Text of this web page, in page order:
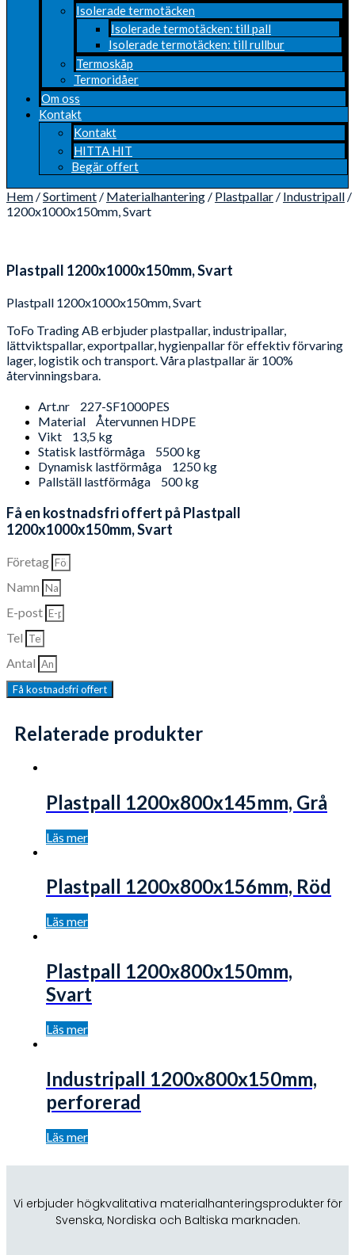
Isolerade termotäcken
Isolerade termotäcken: till pall
Isolerade termotäcken: till rullbur
Termoskåp
Termoridåer
Om oss
Kontakt
Kontakt
HITTA HIT
Begär offert
Hem /Sortiment / Materialhantering / Plastpallar / Industripall /
1200x1000x150mm, Svart
Plastpall 1200x1000x150mm, Svart
Plastpall 1200x1000x150mm, Svart
ToFo Trading AB erbjuder plastpallar, industripallar,
lättviktspallar, exportpallar, hygienpallar för effektiv förvaring
lager, logistik och transport. Våra plastpallar är 100%
återvinningsbara.
Art.nr
227-SF1000PES
Material
Återvunnen HDPE
Vikt
13,5 kg
Statisk lastförmåga
5500 kg
Dynamisk lastförmåga
1250 kg
Pallställ lastförmåga
500 kg
Få en kostnadsfri offert på Plastpall
1200x1000x150mm, Svart
Företag
Namn
E-post
Tel
Antal
Få kostnadsfri offert
Relaterade produkter
Plastpall 1200x800x145mm, Grå
Läs mer
Plastpall 1200x800x156mm, Röd
Läs mer
Plastpall 1200x800x150mm,
Svart
Läs mer
Industripall 1200x800x150mm,
perforerad
Läs mer
Vi erbjuder högkvalitativa materialhanteringsprodukter för
Svenska, Nordiska och Baltiska marknaden.